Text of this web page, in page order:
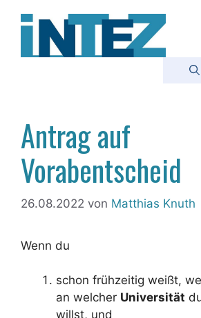
Inhalt
Antrag auf
Vorabentscheid
26.08.2022 von Matthias Knuth
Wenn du
schon frühzeitig weißt,
an welcher Universität
willst, und